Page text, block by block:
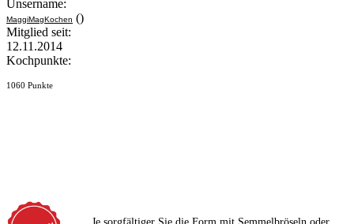
Unsername:
MaggiMagKochen ()
Mitglied seit:
12.11.2014
Kochpunkte:
1060 Punkte